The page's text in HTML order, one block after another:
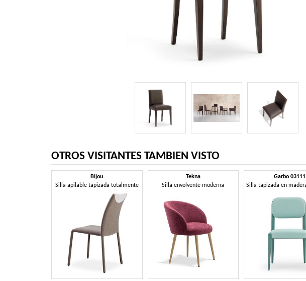
OTROS VISITANTES TAMBIEN VISTO
Bijou
Silla apilable tapizada totalmente
Tekna
Silla envolvente moderna
Garbo 03111